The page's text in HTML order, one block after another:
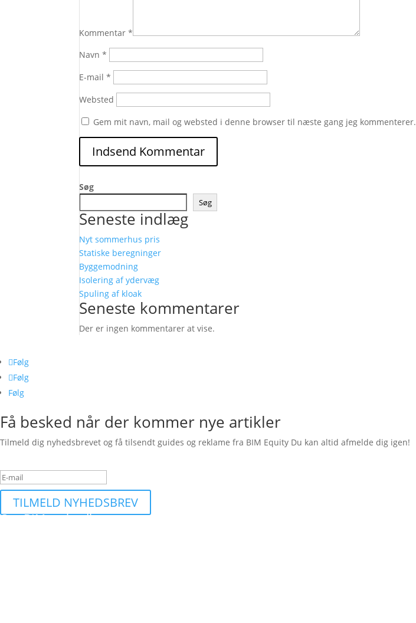
Kommentar*
Navn*
E-mail*
Websted
Gem mit navn, mail og websted i denne browser til næste gang jeg kommenterer.
Søg
Søg
Seneste indlæg
Nyt sommerhus pris
Statiske beregninger
Byggemodning
Isolering af ydervæg
Spuling af kloak
Seneste kommentarer
Der er ingen kommentarer at vise.
Følg
Følg
Følg
Få besked når der kommer nye artikler
Tilmeld dig nyhedsbrevet og få tilsendt guides og reklame fra BIM Equity Du kan altid afmelde dig igen!
TILMELD NYHEDSBREV
Om BIMequity.dk